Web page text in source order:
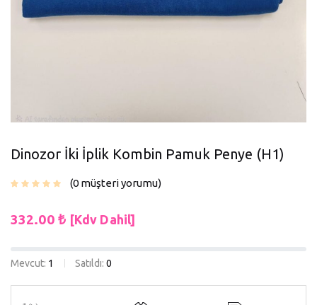
Dinozor İki İplik Kombin Pamuk Penye (H1)
0 müşteri yorumu
332.00 ₺ [Kdv Dahil]
Mevcut: 1 Satıldı: 0